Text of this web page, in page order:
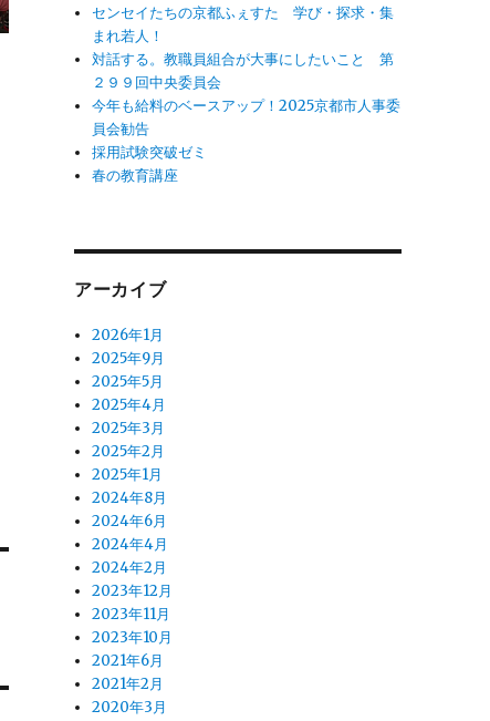
センセイたちの京都ふぇすた 学び・探求・集
まれ若人！
対話する。教職員組合が大事にしたいこと 第
２９９回中央委員会
今年も給料のベースアップ！2025京都市人事委
員会勧告
採用試験突破ゼミ
春の教育講座
アーカイブ
2026年1月
2025年9月
2025年5月
2025年4月
2025年3月
2025年2月
2025年1月
2024年8月
2024年6月
2024年4月
2024年2月
2023年12月
2023年11月
2023年10月
2021年6月
2021年2月
2020年3月